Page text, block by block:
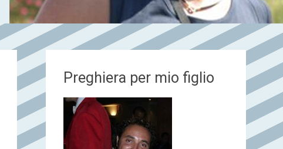
Preghiera per mio figlio